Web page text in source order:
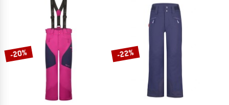
-20% -22%